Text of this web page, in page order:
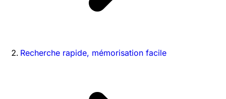
Recherche rapide, mémorisation facile